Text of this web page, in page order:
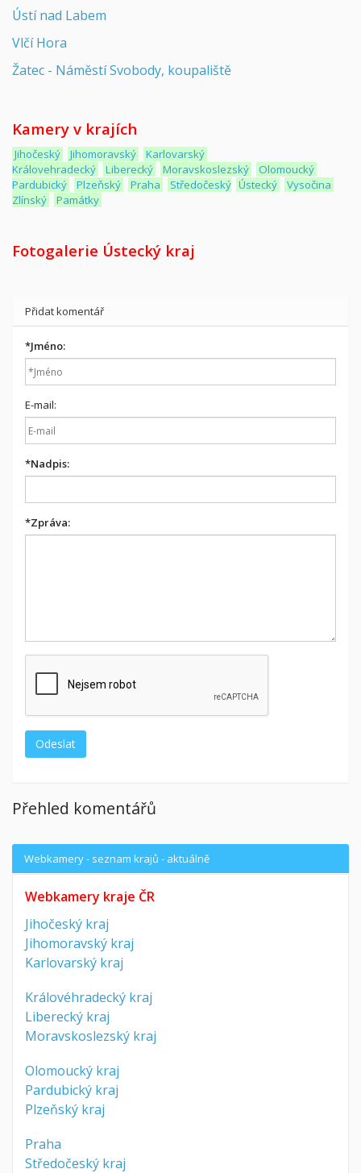
Ústí nad Labem
Vlčí Hora
Žatec - Náměstí Svobody, koupaliště
Kamery v krajích
Jihočeský Jihomoravský
Karlovarský
Královehradecký
Liberecký Moravskoslezský
Olomoucký
Pardubický
Plzeňský Praha Středočeský Ústecký
Vysočina
Zlínský
Památky
Fotogalerie Ústecký kraj
Přidat komentář
*Jméno:
E-mail:
*Nadpis:
*Zpráva:
Přehled komentářů
Webkamery - seznam krajů - aktuálně
Webkamery kraje ČR
Jihočeský kraj
Jihomoravský kraj
Karlovarský kraj
Královéhradecký kraj
Liberecký kraj
Moravskoslezský kraj
Olomoucký kraj
Pardubický kraj
Plzeňský kraj
Praha
Středočeský kraj